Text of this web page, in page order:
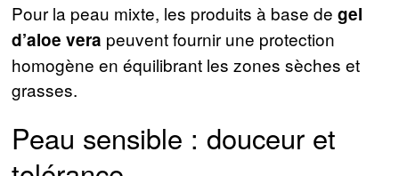
Pour la peau mixte, les produits à base degel
d’aloe vera peuvent fournir une protection
homogène en équilibrant les zones sèches et
grasses.
Peau sensible : douceur et